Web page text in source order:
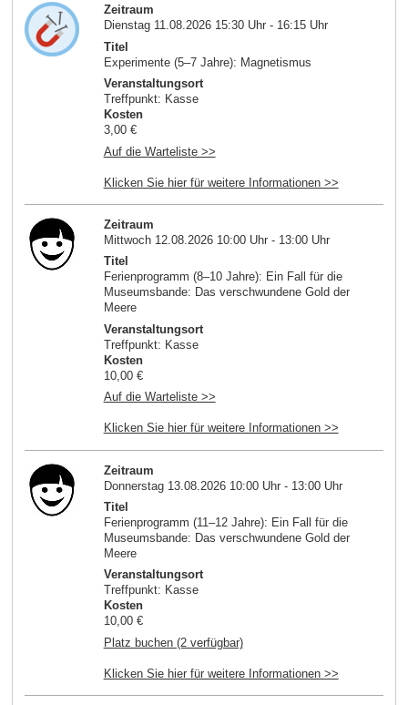
Zeitraum
Dienstag 11.08.2026 15:30 Uhr - 16:15 Uhr
Titel
Experimente (5–7 Jahre): Magnetismus
Veranstaltungsort
Treffpunkt: Kasse
Kosten
3,00 €
Auf die Warteliste >>
Klicken Sie hier für weitere Informationen >>
Zeitraum
Mittwoch 12.08.2026 10:00 Uhr - 13:00 Uhr
Titel
Ferienprogramm (8–10 Jahre): Ein Fall für die
Museumsbande: Das verschwundene Gold der
Meere
Veranstaltungsort
Treffpunkt: Kasse
Kosten
10,00 €
Auf die Warteliste >>
Klicken Sie hier für weitere Informationen >>
Zeitraum
Donnerstag 13.08.2026 10:00 Uhr - 13:00 Uhr
Titel
Ferienprogramm (11–12 Jahre): Ein Fall für die
Museumsbande: Das verschwundene Gold der
Meere
Veranstaltungsort
Treffpunkt: Kasse
Kosten
10,00 €
Platz buchen (2 verfügbar)
Klicken Sie hier für weitere Informationen >>